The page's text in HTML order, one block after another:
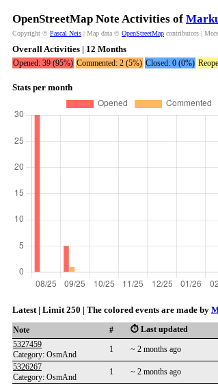
OpenStreetMap Note Activities of
Copyright © Pascal Neis | Map data © OpenStreetMap contributors |
Overall Activities | 12 Months
Opened: 39 (95%) Commented: 2 (5%) Closed: 0 (0%)
Stats per month
Latest | Limit 250 | The colored events are made by
Note # ⏱️ Last updated
5327459
Category: OsmAnd
1 ~ 2 months ago
5326267
Category: OsmAnd
1 ~ 2 months ago